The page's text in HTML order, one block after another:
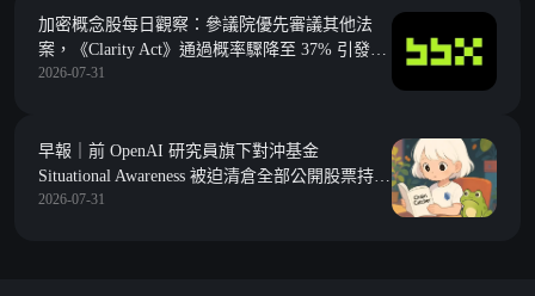
加密概念股每日觀察：參議院優先審議其他法
案，《Clarity Act》通過概率驟降至 37% 引發機
構隱憂
2026-07-31
早報｜前 OpenAI 研究員旗下對沖基金
Situational Awareness 被迫清倉全部公開股票持
倉；幣安研究：2026 年上半年鏈上市場普遍收
2026-07-31